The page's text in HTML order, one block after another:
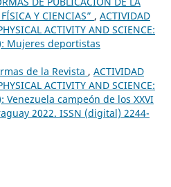
Y CIENCIAS” , ACTIVIDAD
ACTIVITY AND SCIENCE:
Mujeres deportistas
de la Revista , ACTIVIDAD
ACTIVITY AND SCIENCE:
Venezuela campeón de los XXVI
2022. ISSN (digital) 2244-